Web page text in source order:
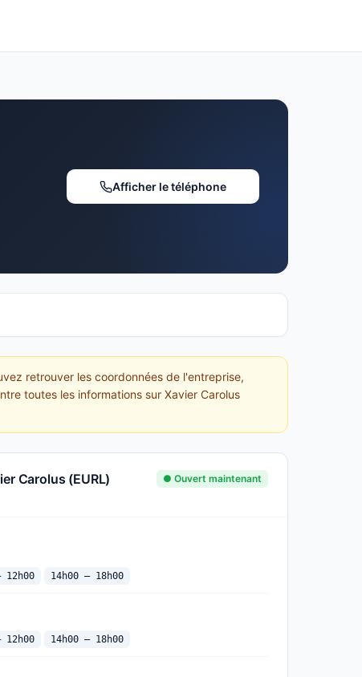
Afficher le téléphone
retrouver les coordonnées de l'entreprise,
toutes les informations sur Xavier Carolus
Carolus (EURL) ● Ouvert maintenant
12h00 14h00 — 18h00
12h00 14h00 — 18h00